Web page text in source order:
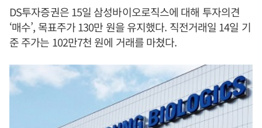
DS투자증권은 15일 삼성바이오로직스에 대해 투자의견
‘매수’, 목표주가 130만 원을 유지했다. 직전거래일 14일 기
준 주가는 102만7천 원에 거래를 마쳤다.